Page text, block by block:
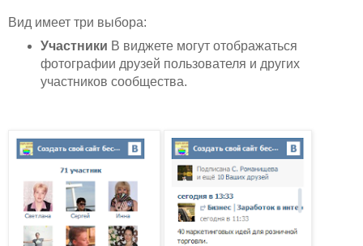
Вид имеет три выбора:
Участники В виджете могут отображаться
фотографии друзей пользователя и других
участников сообщества.